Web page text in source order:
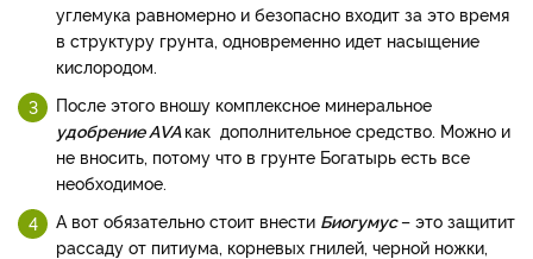
углемука равномерно и безопасно входит за это время
в структуру грунта, одновременно идет насыщение
кислородом.
После этого вношу комплексное минеральное
удобрение АVА как дополнительное средство. Можно и
не вносить, потому что в грунте Богатырь есть все
необходимое.
А вот обязательно стоит внести Биогумус– это защитит
рассаду от питиума, корневых гнилей, черной ножки,